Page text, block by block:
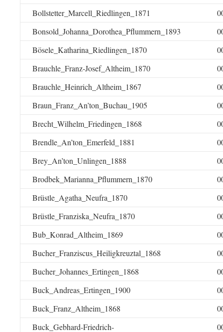
Bollstetter_Marcell_Riedlingen_1871
Bonsold_Johanna_Dorothea_Pflummern_1893
Bösele_Katharina_Riedlingen_1870
Brauchle_Franz-Josef_Altheim_1870
Brauchle_Heinrich_Altheim_1867
Braun_Franz_An’ton_Buchau_1905
Brecht_Wilhelm_Friedingen_1868
Brendle_An’ton_Emerfeld_1881
Brey_An’ton_Unlingen_1888
Brodbek_Marianna_Pflummern_1870
Brüstle_Agatha_Neufra_1870
Brüstle_Franziska_Neufra_1870
Bub_Konrad_Altheim_1869
Bucher_Franziscus_Heiligkreuztal_1868
Bucher_Johannes_Ertingen_1868
Buck_Andreas_Ertingen_1900
Buck_Franz_Altheim_1868
Buck_Gebhard-Friedrich-